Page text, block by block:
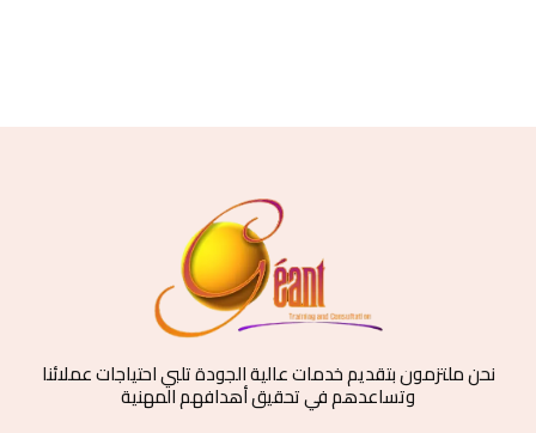
نحن ملتزمون بتقديم خدمات عالية الجودة تلبي احتياجات عملائنا
وتساعدهم في تحقيق أهدافهم المهنية